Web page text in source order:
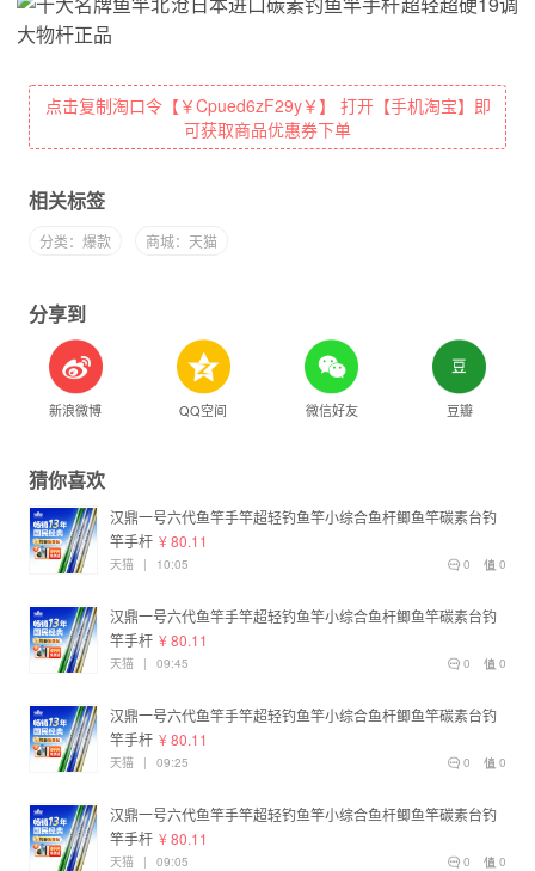
点击复制淘口令【￥Cpued6zF29y￥】 打开【手机淘宝】即
可获取商品优惠券下单
相关标签
分类：爆款 商城：天猫
分享到
新浪微博 QQ空间 微信好友 豆瓣
猜你喜欢
汉鼎一号六代鱼竿手竿超轻钓鱼竿小综合鱼杆鲫鱼竿碳素台钓
竿手杆 ¥ 80.11
0
0
天猫 | 10:05
汉鼎一号六代鱼竿手竿超轻钓鱼竿小综合鱼杆鲫鱼竿碳素台钓
竿手杆 ¥ 80.11
0
0
天猫 | 09:45
汉鼎一号六代鱼竿手竿超轻钓鱼竿小综合鱼杆鲫鱼竿碳素台钓
竿手杆 ¥ 80.11
0
0
天猫 | 09:25
汉鼎一号六代鱼竿手竿超轻钓鱼竿小综合鱼杆鲫鱼竿碳素台钓
竿手杆 ¥ 80.11
0
0
天猫 | 09:05